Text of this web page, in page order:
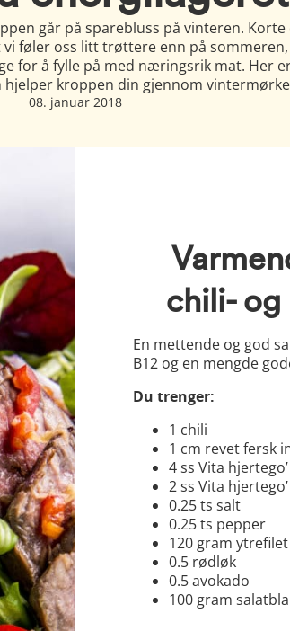
går på sparebluss på vinteren. Korte
føler oss litt trøttere enn på
for å fylle på med næringsrik mat. Her
hjelper kroppen din gjennom
08. januar 2018
chili-
En mettende og god
B12 og en mengde
Du trenger:
1 chili
1 cm revet fersk
4 ss Vita
2 ss Vita
0.25 ts salt
0.25 ts pepper
120 gram ytrefilet
0.5 rødløk
0.5 avokado
100 gram